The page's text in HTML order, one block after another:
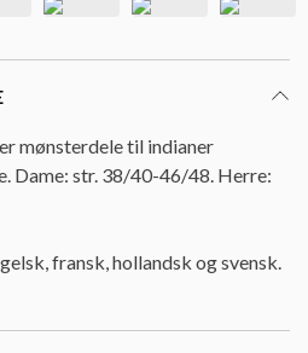
mønsterdele til indianer
Dame: str. 38/40-46/48. Herre:
fransk, hollandsk og svensk.